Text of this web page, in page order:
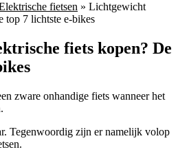
fietsen » Lichtgewicht
top 7 lichtste e-bikes
fiets kopen? De
zware onhandige fiets wanneer het
Tegenwoordig zijn er namelijk volop